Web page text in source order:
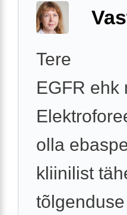
Tere
EGFR ehk
olla
kliinilist